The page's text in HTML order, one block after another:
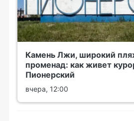
Камень Лжи, широкий
променад: как живет
Пионерский
вчера, 12:00